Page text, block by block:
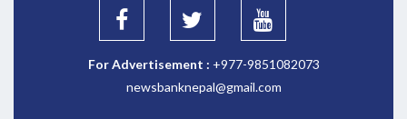
For Advertisement : +977-9851082073
newsbanknepal@gmail.com